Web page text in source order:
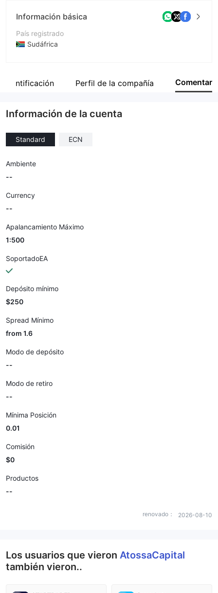
Información básica
País registrado
Sudáfrica
Empresa
Identificación Perfil de la compañía Comentar
Información de la cuenta
Standard ECN
Ambiente
--
Currency
--
Apalancamiento Máximo
1:500
SoportadoEA
Depósito mínimo
$250
Spread Mínimo
from 1.6
Modo de depósito
--
Modo de retiro
--
Mínima Posición
0.01
Comisión
$0
Productos
--
renovado： 2026-08-10
Los usuarios que vieron AtossaCapital
también vieron..